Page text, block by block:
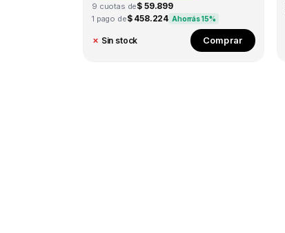
9 cuotas de$ 59.899
1 pago de$ 458.224 Ahorrás 15%
✗ Sin stock Comprar